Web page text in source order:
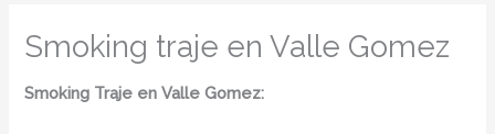
Smoking traje en Valle Gomez
Smoking Traje en Valle Gomez: